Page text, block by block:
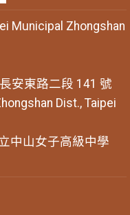
Municipal Zhongshan
安東路二段 141 號
Dist., Taipei
中山女子高級中學